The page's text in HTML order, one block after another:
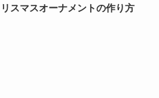
リスマスオーナメントの作り方